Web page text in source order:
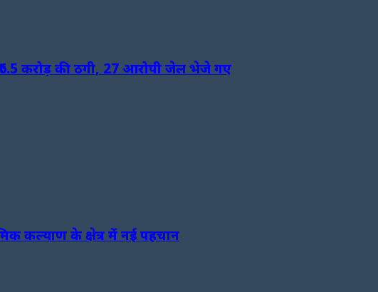
करोड़ की ठगी, 27 आरोपी जेल भेजे गए
कल्याण के क्षेत्र में नई पहचान